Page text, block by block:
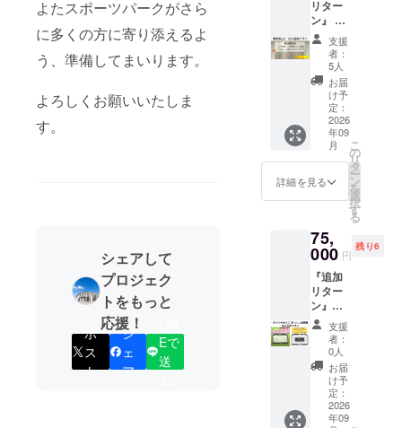
よたスポーツパークがさら
に多くの方に寄り添えるよ
う、準備してまいります。
よろしくお願いいたしま
す。
シェアして
プロジェク
トをもっと
応援！
ポ
ス
ト
シ
ェ
ア
Eで
送
り」の
鉄製オ
ブジェ
をお送
りしま
す。 デ
ザイン
はサッ
カー
ボール
とラグ
ビー
ボール
ます。
名入れ
てはお
好きな
アル
ファ
ベット
もしく
は数字
（大文
字）を
「１５
文字」
リター
ン』 ≪
全力応
援
≫【御
芳名
（小）
・法人
団体プ
ラン】
①クラ
ブハウ
ス正面
に御芳
だきま
す。 掲
出期
間：
2026年
9月1
日〜ス
ポーツ
パーク
営業終
了まで
掲出方
法：ク
ラブハ
支援
者：
5人
お届
け予
定：
2026
年09
月
詳細を見る
こ
の
リ
タ
ー
ン
を
選
択
す
る
75,
000 円
残り6
『追加
リター
ン』
【オリ
ジナル
ミニ
ゴール
１台寄
贈・法
人団体
プラ
支援
者：
0人
お届
け予
定：
2026
年09